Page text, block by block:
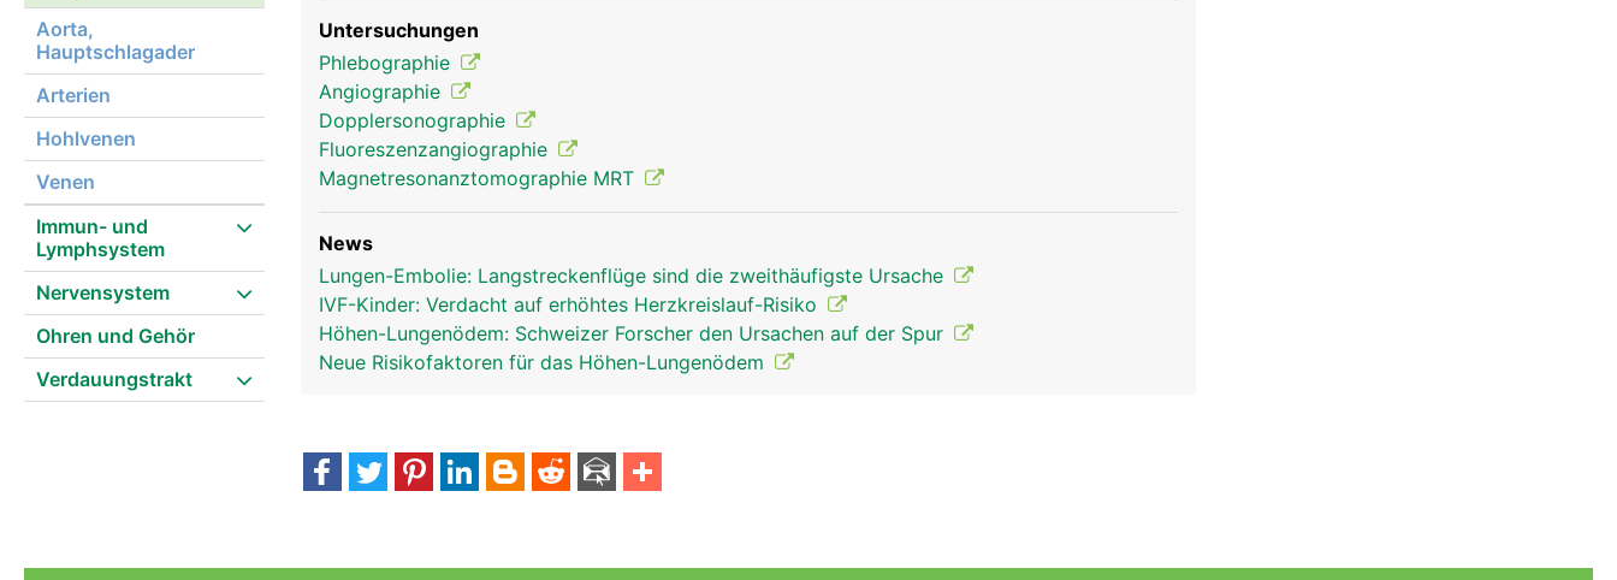
Aorta,
Hauptschlagader
Arterien
Hohlvenen
Venen
Immun- und
Lymphsystem
Nervensystem
Ohren und Gehör
Verdauungstrakt
Untersuchungen
Phlebographie
Angiographie
Dopplersonographie
Fluoreszenzangiographie
Magnetresonanztomographie MRT
News
Lungen-Embolie: Langstreckenflüge sind die zweithäufigste Ursache
IVF-Kinder: Verdacht auf erhöhtes Herzkreislauf-Risiko
Höhen-Lungenödem: Schweizer Forscher den Ursachen auf der Spur
Neue Risikofaktoren für das Höhen-Lungenödem